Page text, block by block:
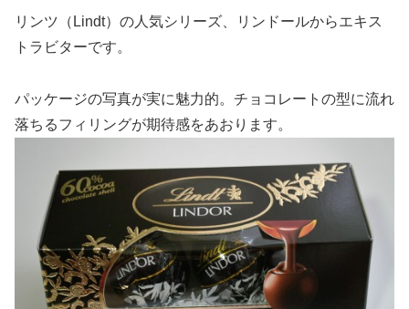
リンツ（Lindt）の人気シリーズ、リンドールからエキス
トラビターです。
パッケージの写真が実に魅力的。チョコレートの型に流れ
落ちるフィリングが期待感をあおります。